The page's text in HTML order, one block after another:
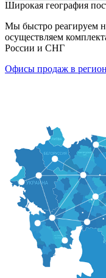
Широкая география
Мы быстро реагируем
осуществляем
России и СНГ
Офисы продаж в